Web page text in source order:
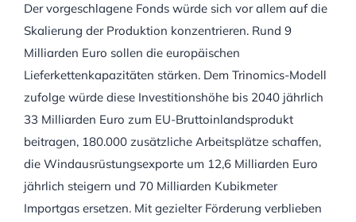
Der vorgeschlagene Fonds würde sich vor allem auf die
Skalierung der Produktion konzentrieren. Rund 9
Milliarden Euro sollen die europäischen
Lieferkettenkapazitäten stärken. Dem Trinomics-Modell
zufolge würde diese Investitionshöhe bis 2040 jährlich
33 Milliarden Euro zum EU-Bruttoinlandsprodukt
beitragen, 180.000 zusätzliche Arbeitsplätze schaffen,
die Windausrüstungsexporte um 12,6 Milliarden Euro
jährlich steigern und 70 Milliarden Kubikmeter
Importgas ersetzen. Mit gezielter Förderung verblieben